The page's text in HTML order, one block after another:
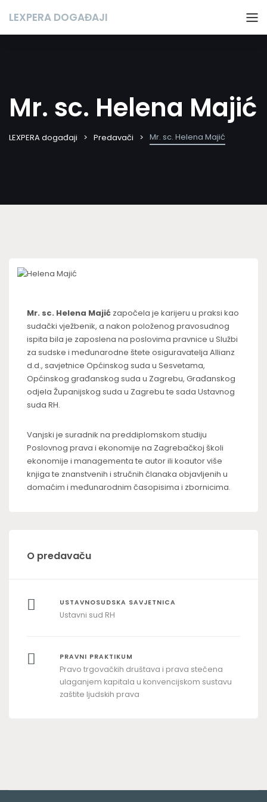
LEXPERA DOGAĐAJI
Mr. sc. Helena Majić
LEXPERA događaji Predavači Mr. sc. Helena Majić
Mr. sc. Helena Majić započela je karijeru u praksi kao
sudački vježbenik, a nakon položenog pravosudnog
ispita bila je zaposlena na poslovima pravnice u Službi
za sudske i međunarodne štete osiguravatelja Allianz
d.d., savjetnice Općinskog suda u Sesvetama,
Općinskog građanskog suda u Zagrebu, Građanskog
odjela Županijskog suda u Zagrebu te sada Ustavnog
suda RH.
Vanjski je suradnik na preddiplomskom studiju
Poslovnog prava i ekonomije na Zagrebačkoj školi
ekonomije i managementa te autor ili koautor više
knjiga te znanstvenih i stručnih članaka objavljenih u
domaćim i međunarodnim časopisima i zbornicima.
O predavaču
USTAVNOSUDSKA SAVJETNICA
Ustavni sud RH
PRAVNI PRAKTIKUM
Pravo trgovačkih društava i prava stečena
ulaganjem kapitala u konvencijskom sustavu
zaštite ljudskih prava